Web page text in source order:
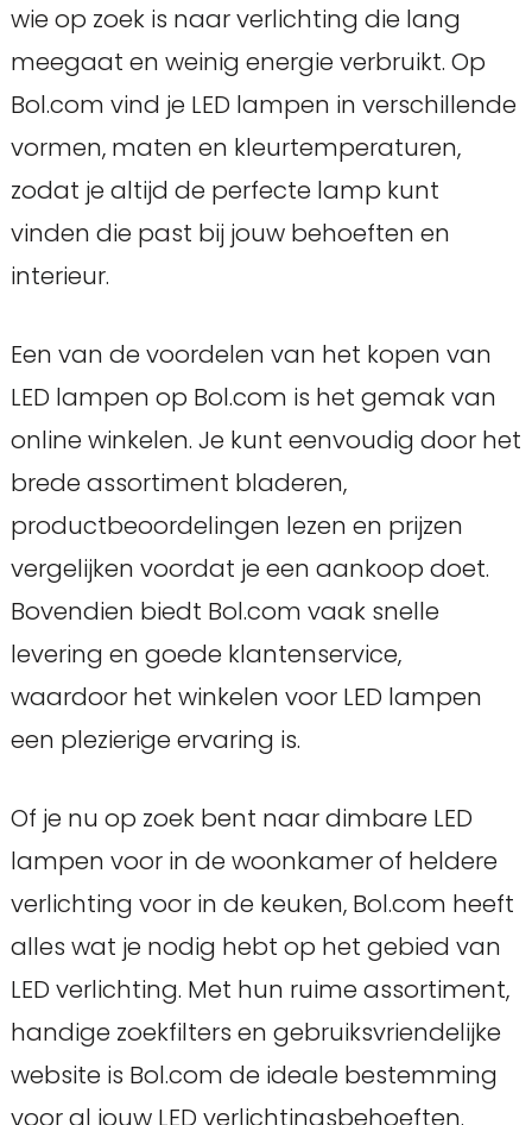
wie op zoek is naar verlichting die lang
meegaat en weinig energie verbruikt. Op
Bol.com vind je LED lampen in verschillende
vormen, maten en kleurtemperaturen,
zodat je altijd de perfecte lamp kunt
vinden die past bij jouw behoeften en
interieur.
Een van de voordelen van het kopen van
LED lampen op Bol.com is het gemak van
online winkelen. Je kunt eenvoudig door het
brede assortiment bladeren,
productbeoordelingen lezen en prijzen
vergelijken voordat je een aankoop doet.
Bovendien biedt Bol.com vaak snelle
levering en goede klantenservice,
waardoor het winkelen voor LED lampen
een plezierige ervaring is.
Of je nu op zoek bent naar dimbare LED
lampen voor in de woonkamer of heldere
verlichting voor in de keuken, Bol.com heeft
alles wat je nodig hebt op het gebied van
LED verlichting. Met hun ruime assortiment,
handige zoekfilters en gebruiksvriendelijke
website is Bol.com de ideale bestemming
voor al jouw LED verlichtingsbehoeften.